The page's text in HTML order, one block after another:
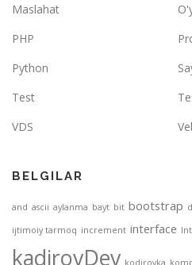
Maslahat
PHP
Python
Test
VDS
BELGILAR
and ascii aylanma bayt bit bootstrap
ijtimoiy tarmoq increment interface
kadirovDev kodirovka